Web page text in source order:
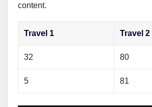
content.
Travel 1 Travel 2
32 80
5 81